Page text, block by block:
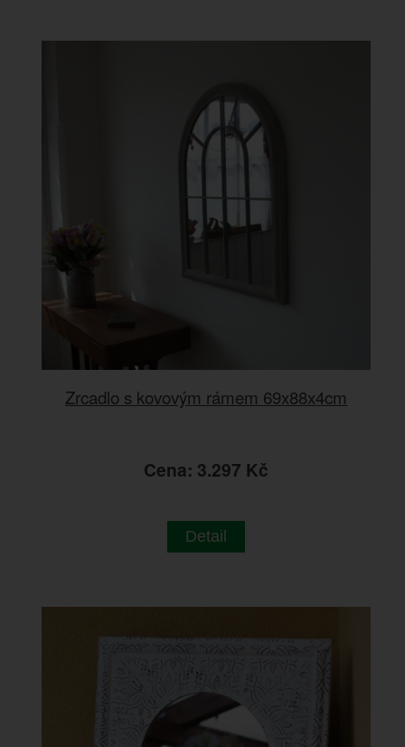
Zrcadlo s kovovým rámem 69x88x4cm
Cena: 3.297 Kč
Detail